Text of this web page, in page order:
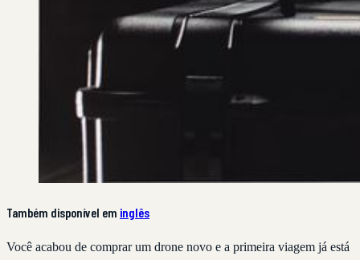
Também disponível em inglês
Você acabou de comprar um drone novo e a primeira viagem já está